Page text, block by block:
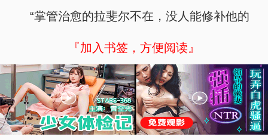
“掌管治愈的拉斐尔不在，没人能修补他的
『加入书签，方便阅读』